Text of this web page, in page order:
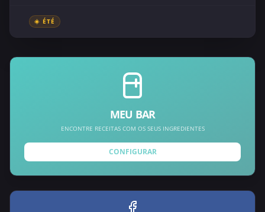
☀️ ÉTÉ
MEU BAR
ENCONTRE RECEITAS COM OS SEUS INGREDIENTES
CONFIGURAR